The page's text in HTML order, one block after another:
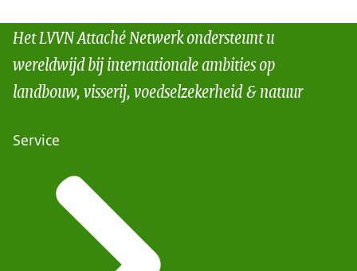
Het LVVN Attaché Netwerk ondersteunt u
wereldwijd bij internationale ambities op
landbouw, visserij, voedselzekerheid & natuur
Service